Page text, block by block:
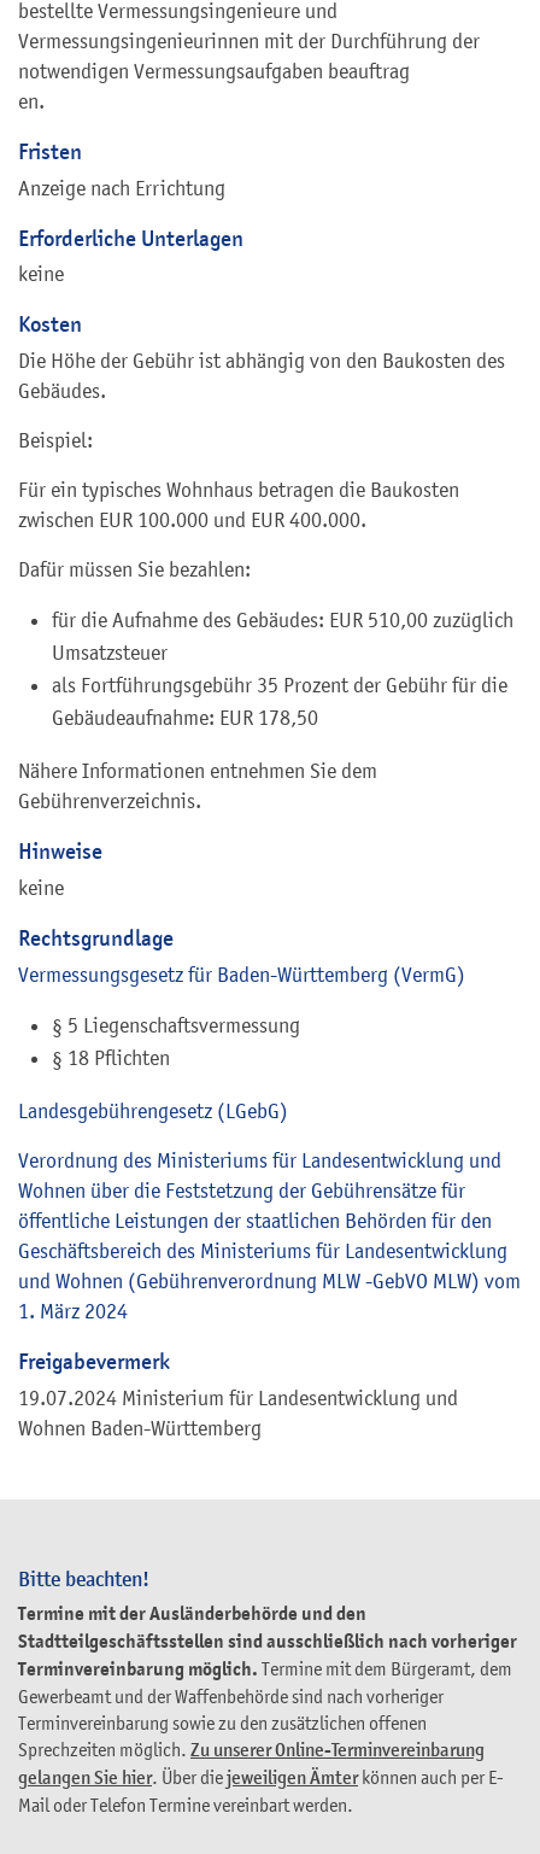
Bitte beachten!
Termine mit der Ausländerbehörde und den
Stadtteilgeschäftsstellen sind ausschließlich nach vorheriger
Terminvereinbarung möglich. Termine mit dem Bürgeramt, dem
Gewerbeamt und der Waffenbehörde sind nach vorheriger
Terminvereinbarung sowie zu den zusätzlichen offenen
Sprechzeiten möglich. Zu unserer Online-Terminvereinbarung
gelangen Sie hier. Über diejeweiligen Ämterkönnen auch per E-
Mail oder Telefon Termine vereinbart werden.
bestellte Vermessungsingenieure und
Vermessungsingenieurinnen mit der Durchführung der
notwendigen Vermessungsaufgaben beauftrag
en.
Fristen
Anzeige nach Errichtung
Erforderliche Unterlagen
keine
Kosten
Die Höhe der Gebühr ist abhängig von den Baukosten des
Gebäudes.
Beispiel:
Für ein typisches Wohnhaus betragen die Baukosten
zwischen EUR 100.000 und EUR 400.000.
Dafür müssen Sie bezahlen:
für die Aufnahme des Gebäudes: EUR 510,00 zuzüglich
Umsatzsteuer
als Fortführungsgebühr 35 Prozent der Gebühr für die
Gebäudeaufnahme: EUR 178,50
Nähere Informationen entnehmen Sie dem
Gebührenverzeichnis.
Hinweise
keine
Rechtsgrundlage
Vermessungsgesetz für Baden-Württemberg (VermG)
§ 5 Liegenschaftsvermessung
§ 18 Pflichten
Landesgebührengesetz (LGebG)
Verordnung des Ministeriums für Landesentwicklung und
Wohnen über die Feststetzung der Gebührensätze für
öffentliche Leistungen der staatlichen Behörden für den
Geschäftsbereich des Ministeriums für Landesentwicklung
und Wohnen (Gebührenverordnung MLW -GebVO MLW) vom
1. März 2024
Freigabevermerk
19.07.2024 Ministerium für Landesentwicklung und
Wohnen Baden-Württemberg